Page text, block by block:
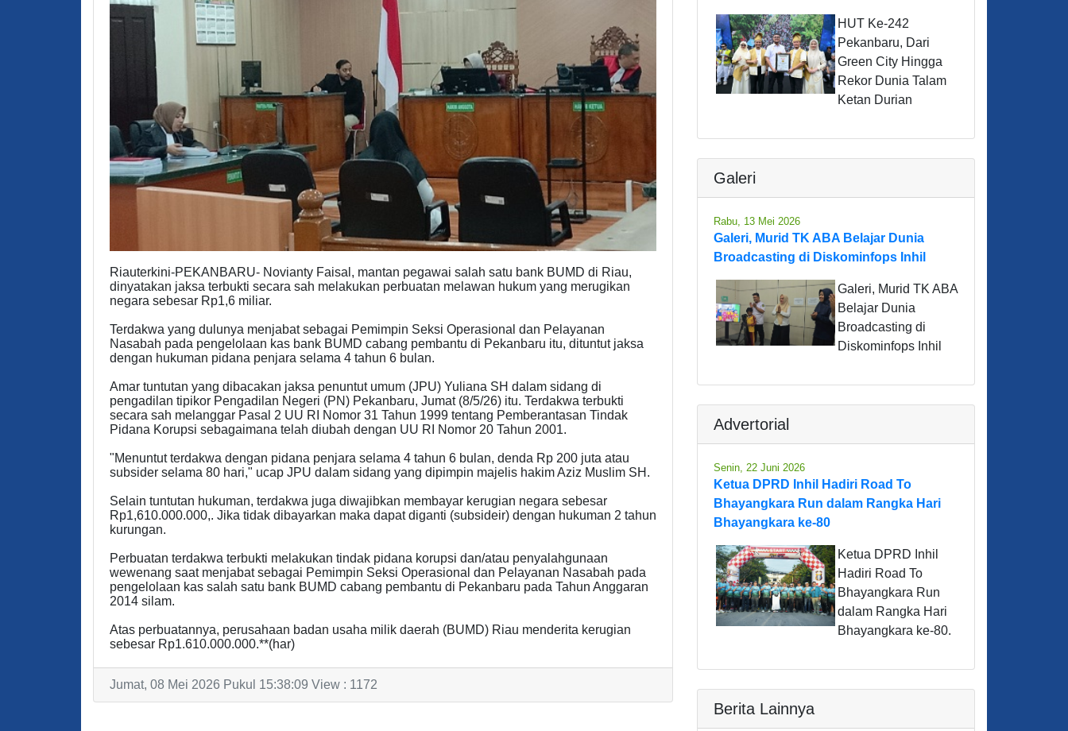
Riauterkini-PEKANBARU- Novianty Faisal, mantan pegawai salah satu bank BUMD di Riau,
dinyatakan jaksa terbukti secara sah melakukan perbuatan melawan hukum yang merugikan
negara sebesar Rp1,6 miliar.
Terdakwa yang dulunya menjabat sebagai Pemimpin Seksi Operasional dan Pelayanan
Nasabah pada pengelolaan kas bank BUMD cabang pembantu di Pekanbaru itu, dituntut jaksa
dengan hukuman pidana penjara selama 4 tahun 6 bulan.
Amar tuntutan yang dibacakan jaksa penuntut umum (JPU) Yuliana SH dalam sidang di
pengadilan tipikor Pengadilan Negeri (PN) Pekanbaru, Jumat (8/5/26) itu. Terdakwa terbukti
secara sah melanggar Pasal 2 UU RI Nomor 31 Tahun 1999 tentang Pemberantasan Tindak
Pidana Korupsi sebagaimana telah diubah dengan UU RI Nomor 20 Tahun 2001.
"Menuntut terdakwa dengan pidana penjara selama 4 tahun 6 bulan, denda Rp 200 juta atau
subsider selama 80 hari," ucap JPU dalam sidang yang dipimpin majelis hakim Aziz Muslim SH.
Selain tuntutan hukuman, terdakwa juga diwajibkan membayar kerugian negara sebesar
Rp1,610.000.000,. Jika tidak dibayarkan maka dapat diganti (subsideir) dengan hukuman 2 tahun
kurungan.
Perbuatan terdakwa terbukti melakukan tindak pidana korupsi dan/atau penyalahgunaan
wewenang saat menjabat sebagai Pemimpin Seksi Operasional dan Pelayanan Nasabah pada
pengelolaan kas salah satu bank BUMD cabang pembantu di Pekanbaru pada Tahun Anggaran
2014 silam.
Atas perbuatannya, perusahaan badan usaha milik daerah (BUMD) Riau menderita kerugian
sebesar Rp1.610.000.000.**(har)
Jumat, 08 Mei 2026 Pukul 15:38:09 View : 1172
HUT Ke-242
Pekanbaru, Dari
Green City Hingga
Rekor Dunia Talam
Ketan Durian
Galeri
Rabu, 13 Mei 2026
Galeri, Murid TK ABA Belajar Dunia
Broadcasting di Diskominfops Inhil
Galeri, Murid TK ABA
Belajar Dunia
Broadcasting di
Diskominfops Inhil
Advertorial
Senin, 22 Juni 2026
Ketua DPRD Inhil Hadiri Road To
Bhayangkara Run dalam Rangka Hari
Bhayangkara ke-80
Ketua DPRD Inhil
Hadiri Road To
Bhayangkara Run
dalam Rangka Hari
Bhayangkara ke-80.
Berita Lainnya